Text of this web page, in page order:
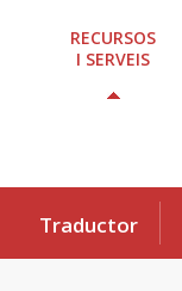
RECURSOS
I SERVEIS
Traductor